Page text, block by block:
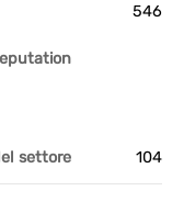
546
settore 104